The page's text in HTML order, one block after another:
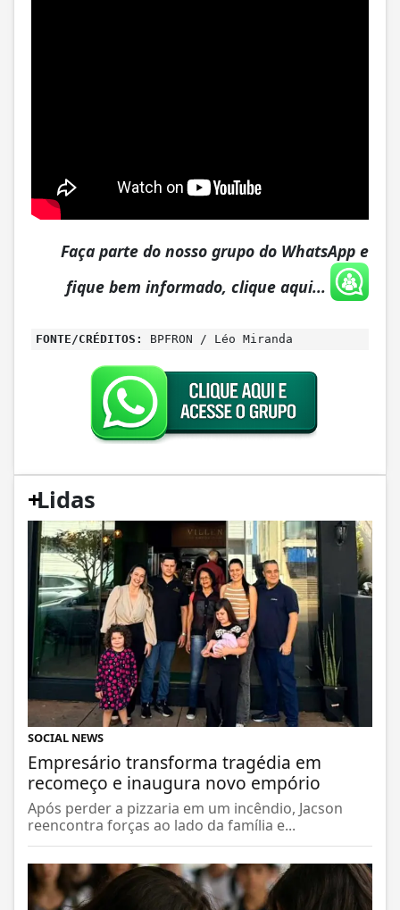
Faça parte do nosso grupo do WhatsApp e
fique bem informado, clique aqui...
FONTE/CRÉDITOS: BPFRON / Léo Miranda
+
Lidas
SOCIAL NEWS
Empresário transforma tragédia em
recomeço e inaugura novo empório
Após perder a pizzaria em um incêndio, Jacson
reencontra forças ao lado da família e...